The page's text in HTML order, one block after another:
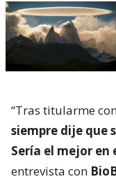
“Tras titularme
siempre dije que
Sería el mejor en
entrevista con